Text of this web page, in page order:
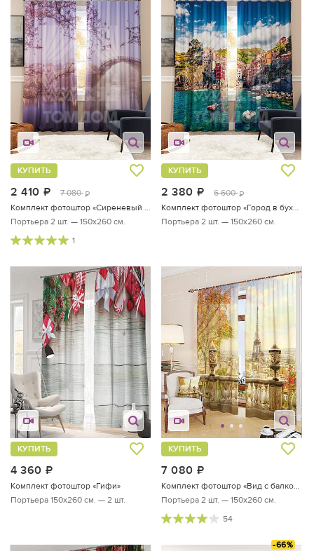
2 410 руб.
7 080 руб.
КУПИТЬ
Комплект фотоштор «Сиреневый мост»
Портьера 2 шт. — 150х260 см.
1
2 380 руб.
6 600 руб.
КУПИТЬ
Комплект фотоштор «Город в бухте»
Портьера 2 шт. — 150х260 см.
4 360
КУПИТЬ
Комплект фотоштор «Гифи»
Портьера 150х260 см. — 2 шт.
7 080
КУПИТЬ
Комплект фотоштор «Вид с балкона»
Портьера 2 шт. — 150х260 см.
54
-66%